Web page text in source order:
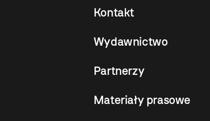
Kontakt
Wydawnictwo
Partnerzy
Materiały prasowe